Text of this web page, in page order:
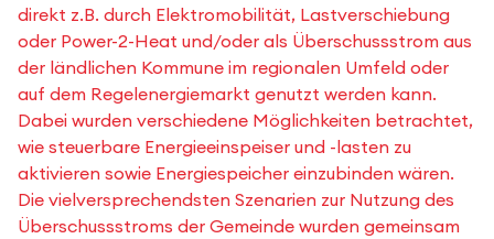
direkt z.B. durch Elektromobilität, Lastverschiebung
oder Power-2-Heat und/oder als Überschussstrom aus
der ländlichen Kommune im regionalen Umfeld oder
auf dem Regelenergiemarkt genutzt werden kann.
Dabei wurden verschiedene Möglichkeiten betrachtet,
wie steuerbare Energieeinspeiser und -lasten zu
aktivieren sowie Energiespeicher einzubinden wären.
Die vielversprechendsten Szenarien zur Nutzung des
Überschussstroms der Gemeinde wurden gemeinsam